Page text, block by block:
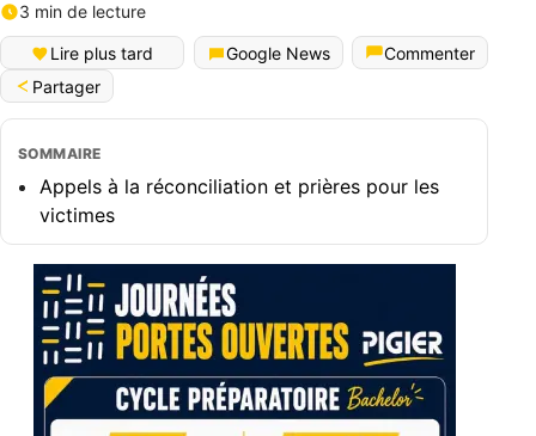
3 min de lecture
Lire plus tard Google News
Commenter
Partager
SOMMAIRE
Appels à la réconciliation et prières pour les
victimes